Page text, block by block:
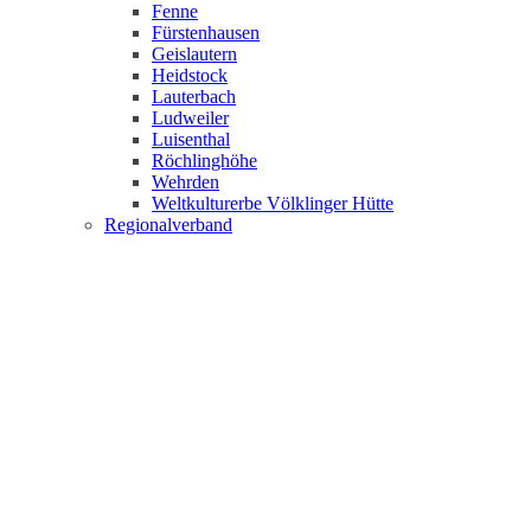
Fenne
Fürstenhausen
Geislautern
Heidstock
Lauterbach
Ludweiler
Luisenthal
Röchlinghöhe
Wehrden
Weltkulturerbe Völklinger Hütte
Regionalverband